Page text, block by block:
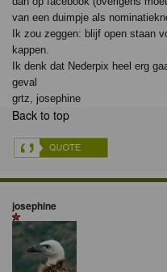
van een duimpje als
Ik zou zeggen: blijf open staan
kappen.
Ik denk dat Nederpix heel erg
geval
grtz, josephine
Back to top
josephine